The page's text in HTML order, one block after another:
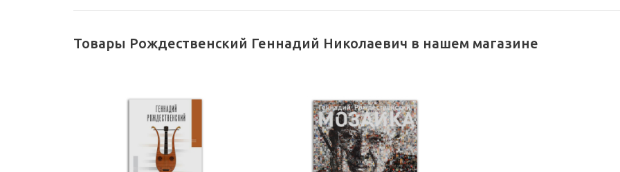
Товары Рождественский Геннадий Николаевич в нашем магазине